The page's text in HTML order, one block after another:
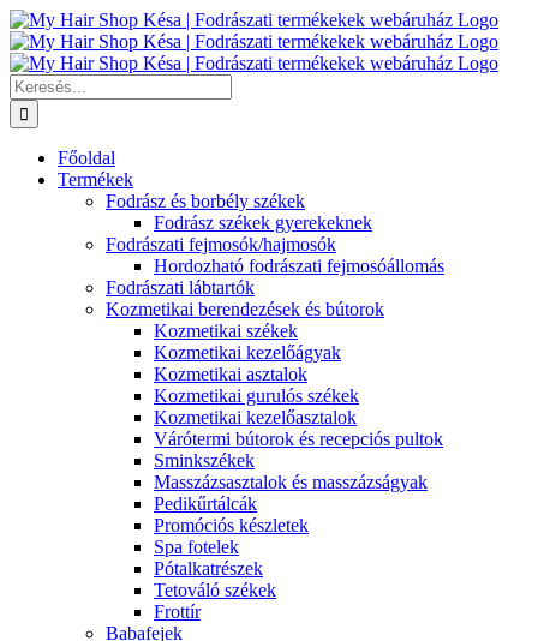
Kihagyás
Keresés...
Főoldal
Termékek
Fodrász és borbély székek
Fodrász székek gyerekeknek
Fodrászati fejmosók/hajmosók
Hordozható fodrászati fejmosóállomás
Fodrászati lábtartók
Kozmetikai berendezések és bútorok
Kozmetikai székek
Kozmetikai kezelőágyak
Kozmetikai asztalok
Kozmetikai gurulós székek
Kozmetikai kezelőasztalok
Várótermi bútorok és recepciós pultok
Sminkszékek
Masszázsasztalok és masszázságyak
Pedikűrtálcák
Promóciós készletek
Spa fotelek
Pótalkatrészek
Tetováló székek
Frottír
Babafejek